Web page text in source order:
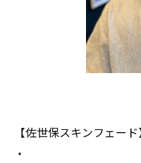
【佐世保スキンフェード
・